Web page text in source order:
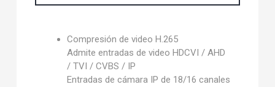
Compresión de video H.265
Admite entradas de video HDCVI / AHD
/ TVI / CVBS / IP
Entradas de cámara IP de 18/16 canales